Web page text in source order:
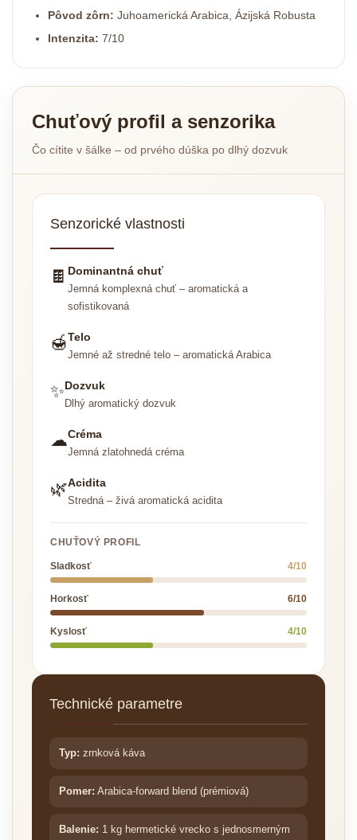
Pôvod zôrn: Juhoamerická Arabica, Ázijská Robusta
Intenzita: 7/10
Chuťový profil a senzorika
Čo cítite v šálke – od prvého dúška po dlhý dozvuk
Senzorické vlastnosti
🍫 Dominantná chuť
Jemná komplexná chuť – aromatická a
sofistikovaná
🍯Telo
Jemné až stredné telo – aromatická Arabica
✨Dozvuk
Dlhý aromatický dozvuk
☁Créma
Jemná zlatohnedá créma
🌿Acidita
Stredná – živá aromatická acidita
CHUŤOVÝ PROFIL
Sladkosť 4/10
Horkosť 6/10
Kyslosť 4/10
Technické parametre
Typ: zrnková káva
Pomer: Arabica-forward blend (prémiová)
Balenie: 1 kg hermetické vrecko s jednosmerným